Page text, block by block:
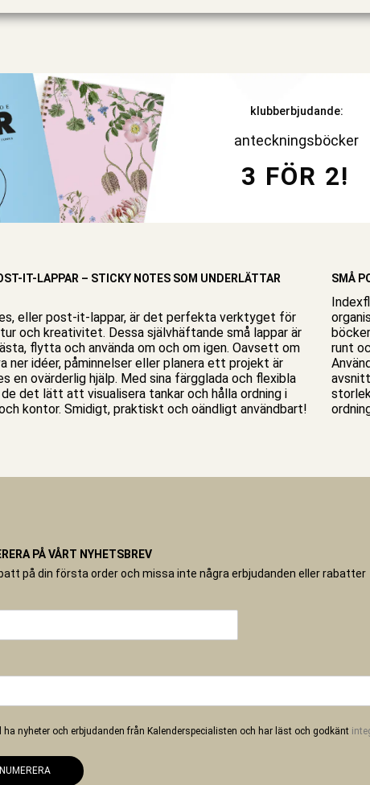
klubberbjudande:
anteckningsböcker
3 FÖR 2!
IT-LAPPAR – STICKY NOTES SOM UNDERLÄTTAR
eller post-it-lappar, är det perfekta verktyget för
och kreativitet. Dessa självhäftande små lappar är
flytta och använda om och om igen. Oavsett om
ner idéer, påminnelser eller planera ett projekt är
en ovärderlig hjälp. Med sina färgglada och flexibla
det lätt att visualisera tankar och hålla ordning i
kontor. Smidigt, praktiskt och oändligt användbart!
SMÅ
runt
PÅ VÅRT NYHETSBREV
på din första order och missa inte några erbjudanden eller rabatter
ha nyheter och erbjudanden från Kalenderspecialisten och har läst och godkänt